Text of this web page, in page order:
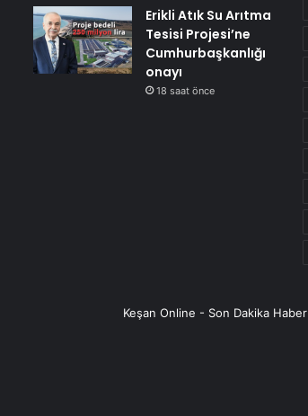
Erikli Atık Su Arıtma
Tesisi Projesi’ne
Cumhurbaşkanlığı
onayı
18 saat önce
Keşan Online - Son Dakika Haber